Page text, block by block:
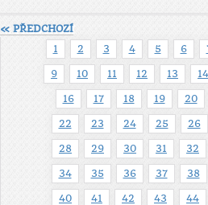
« PŘEDCHOZÍ
1
2 3 4 5 6
9 10 11 12 13 14
16 17 18 19 20
22 23 24 25 26
28 29 30 31 32
34 35 36 37 38
40 41 42 43 44